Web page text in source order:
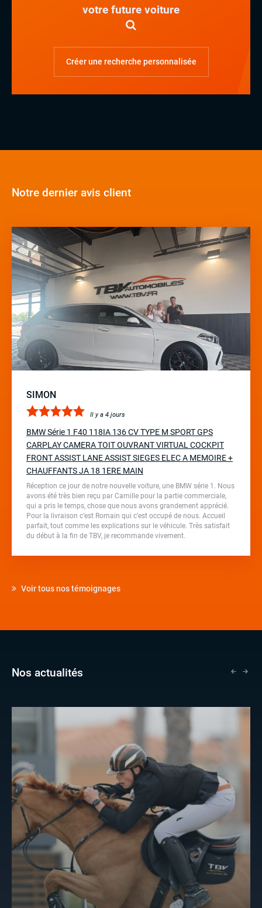
votre future voiture
Créer une recherche personnalisée
Notre dernier avis client
SIMON
Il y a 4 jours
BMW Série 1 F40 118IA 136 CV TYPE M SPORT GPS
CARPLAY CAMERA TOIT OUVRANT VIRTUAL COCKPIT
FRONT ASSIST LANE ASSIST SIEGES ELEC A MEMOIRE +
CHAUFFANTS JA 18 1ERE MAIN
Réception ce jour de notre nouvelle voiture, une BMW série 1. Nous
avons été très bien reçu par Camille pour la partie commerciale,
qui a pris le temps, chose que nous avons grandement apprécié.
Pour la livraison c’est Romain qui c’est occupé de nous. Accueil
parfait, tout comme les explications sur le véhicule. Très satisfait
du début à la fin de TBV, je recommande vivement.
Voir tous nos témoignages
Nos actualités